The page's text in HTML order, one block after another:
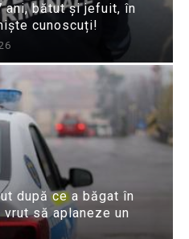
ani, bătut și jefuit, în
cunoscuți!
după ce a băgat în
să aplaneze un